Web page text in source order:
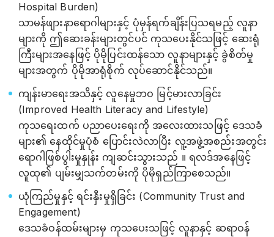
Hospital Burden)
သာမန်ဖျားနာရောဂါများနှင့် ပုံမှန်ရက်ချိန်းပြသရမည့် လူနာ
များကို ဤဆေးခန်းများတွင်ပင် ကုသပေးနိုင်သဖြင့် ဆေးရုံ
ကြီးများအနေဖြင့် ပိုမိုပြင်းထန်သော လူနာများနှင့် ခွဲစိတ်မှု
များအတွက် ပိုမိုအာရုံစိုက် လုပ်ဆောင်နိုင်သည်။
ကျန်းမာရေးအသိနှင့် လူနေမှုဘဝ မြင့်မားလာခြင်း
(Improved Health Literacy and Lifestyle)
ကုသရေးထက် ပညာပေးရေးကို အလေးထားသဖြင့် ဒေသခံ
များ၏ နေထိုင်မှုပုံစံ ပြောင်းလဲလာပြီး လူ့အဖွဲ့အစည်းအတွင်း
ရောဂါဖြစ်ပွါးမှုနှုန်း ကျဆင်းသွားသည် ။ ရလဒ်အနေဖြင့်
လူထု၏ ပျမ်းမျှသက်တမ်းကို ပိုမိုရှည်ကြာစေသည်။
ယုံကြည်မှုနှင့် ရင်းနှီးမှုရှိခြင်း (Community Trust and
Engagement)
ဒေသခံဝန်ထမ်းများမှ ကုသပေးသဖြင့် လူနာနှင့် ဆရာဝန်